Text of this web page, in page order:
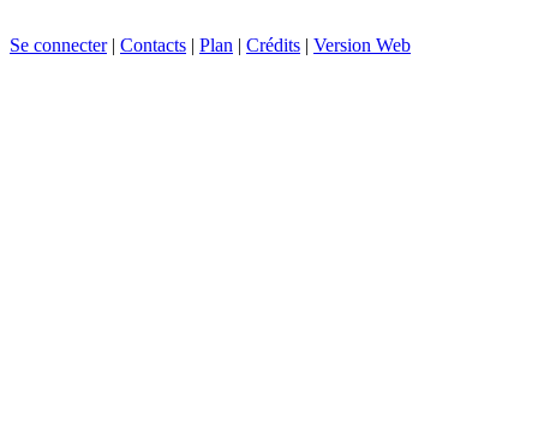
Se connecter| Contacts | Plan | Crédits | Version Web